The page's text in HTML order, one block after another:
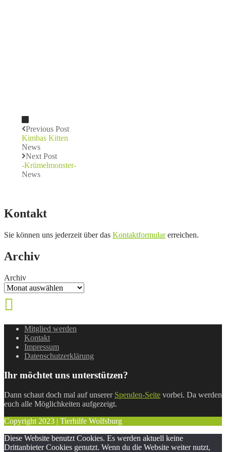
Previous Post
Kimbas Kitten
News
Next Post
-Krümelmonster-
News
Kontakt
Sie können uns jederzeit über das Kontaktformularerreichen.
Archiv
Archiv
Mitglied werden
Kontakt
Impressum
Datenschutzerklärung
Ihr möchtet uns unterstützen?
Dann schaut doch mal auf unserer Spenden-Seite vorbei. Da werden
euch alle Möglichkeiten aufgezeigt.
Copyright 2023 | Tierhilfe Wolfsburg
Diese Website benutzt Cookies. Es werden aktuell keine
Drittanbieter Cookies genutzt. Wenn du die Website weiter nutzt,